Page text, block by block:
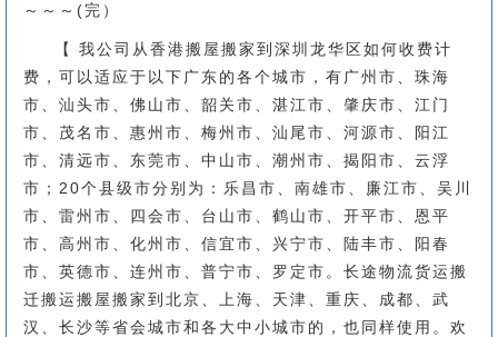
～～～(完）
【 我公司从香港搬屋搬家到深圳龙华区如何收费计
费，可以适应于以下广东的各个城市，有广州市、珠海
市、汕头市、佛山市、韶关市、湛江市、肇庆市、江门
市、茂名市、惠州市、梅州市、汕尾市、河源市、阳江
市、清远市、东莞市、中山市、潮州市、揭阳市、云浮
市；20个县级市分别为：乐昌市、南雄市、廉江市、吴川
市、雷州市、四会市、台山市、鹤山市、开平市、恩平
市、高州市、化州市、信宜市、兴宁市、陆丰市、阳春
市、英德市、连州市、普宁市、罗定市。长途物流货运搬
迁搬运搬屋搬家到北京、上海、天津、重庆、成都、武
汉、长沙等省会城市和各大中小城市的，也同样使用。欢